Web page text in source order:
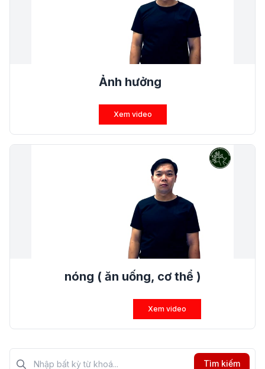
Ảnh hưởng
Xem video
nóng ( ăn uống, cơ thể )
Xem video
Tìm kiếm?>
Tìm kiếm